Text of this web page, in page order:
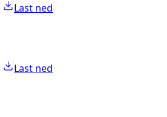
Last ned
Last ned